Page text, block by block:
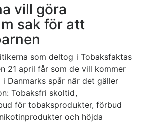
vill göra
sak för att
som deltog i Tobaksfaktas
21 april får som de vill kommer
Danmarks spår när det gäller
Tobaksfri skoltid,
för tobaksprodukter, förbud
och höjda